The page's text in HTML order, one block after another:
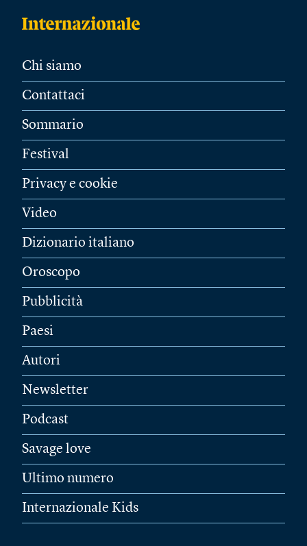
Chi siamo
Contattaci
Sommario
Festival
Privacy e cookie
Video
Dizionario italiano
Oroscopo
Pubblicità
Paesi
Autori
Newsletter
Podcast
Savage love
Ultimo numero
Internazionale Kids